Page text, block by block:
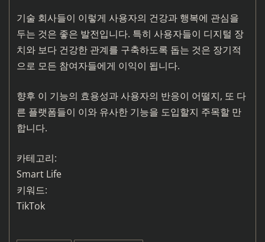
기술 회사들이 이렇게 사용자의 건강과 행복에 관심을
두는 것은 좋은 발전입니다. 특히 사용자들이 디지털 장
치와 보다 건강한 관계를 구축하도록 돕는 것은 장기적
으로 모든 참여자들에게 이익이 됩니다.
향후 이 기능의 효용성과 사용자의 반응이 어떨지, 또 다
른 플랫폼들이 이와 유사한 기능을 도입할지 주목할 만
합니다.
카테고리:
Smart Life
키워드:
TikTok